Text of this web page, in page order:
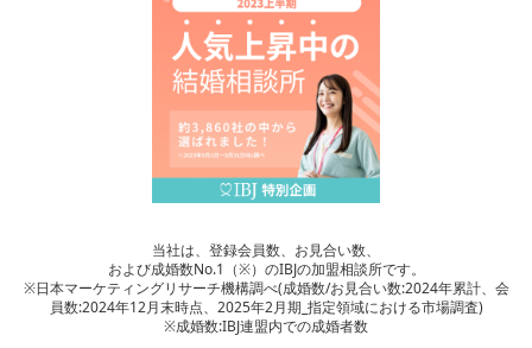
当社は、登録会員数、お見合い数、
および成婚数No.1（※）のIBJの加盟相談所です。
※日本マーケティングリサーチ機構調べ(成婚数/お見合い数:2024年累計、会
員数:2024年12月末時点、2025年2月期_指定領域における市場調査)
※成婚数:IBJ連盟内での成婚者数